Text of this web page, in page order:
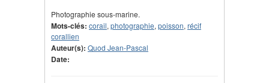
Photographie sous-marine.
Mots-clés: corail, photographie, poisson, récif
corallien
Auteur(s): Quod Jean-Pascal
Date: